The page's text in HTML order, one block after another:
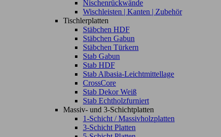
Nischenrückwände
Wischleisten | Kanten | Zubehör
Tischlerplatten
Stäbchen HDF
Stäbchen Gabun
Stäbchen Türkern
Stab Gabun
Stab HDF
Stab Albasia-Leichtmittellage
CrossCore
Stab Dekor Weiß
Stab Echtholzfurniert
Massiv- und 3-Schichtplatten
1-Schicht / Massivholzplatten
3-Schicht Platten